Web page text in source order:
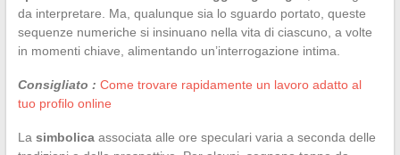
da interpretare. Ma, qualunque sia lo sguardo portato, queste
sequenze numeriche si insinuano nella vita di ciascuno, a volte
in momenti chiave, alimentando un’interrogazione intima.
Consigliato : Come trovare rapidamente un lavoro adatto al
tuo profilo online
La simbolicaassociata alle ore speculari varia a seconda delle